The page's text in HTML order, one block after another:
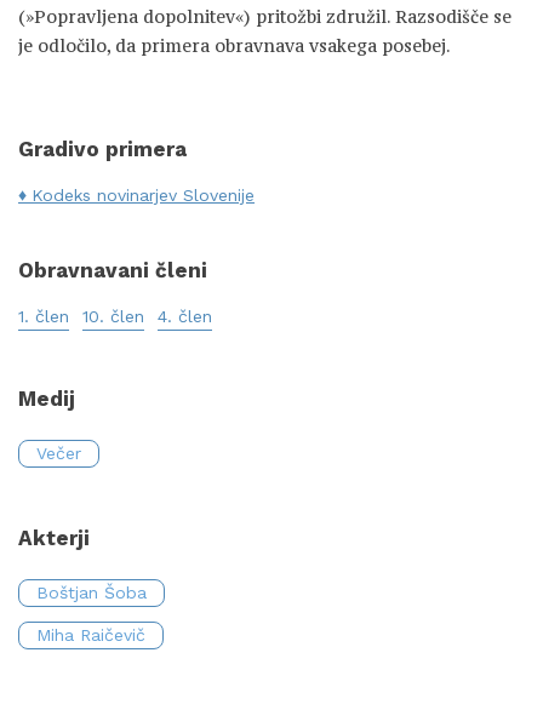
(»Popravljena dopolnitev«) pritožbi združil. Razsodišče se
je odločilo, da primera obravnava vsakega posebej.
Gradivo primera
Kodeks novinarjev Slovenije
Obravnavani členi
1. člen 10. člen 4. člen
Medij
Večer
Akterji
Boštjan Šoba
Miha Raičevič